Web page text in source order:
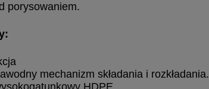
porysowaniem.
mechanizm składania i rozkładania.